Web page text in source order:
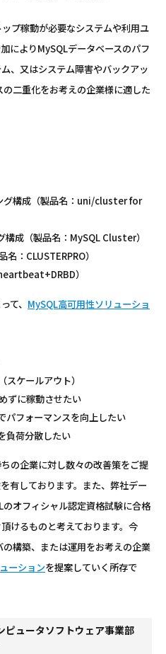
プ稼動が必要なシステムや利用ユ
によりMySQLデータベースのパフ
、又はシステム障害やバックアッ
二重化をお考えの企業様に適した
構成（製品名：uni/cluster for
成（製品名：MySQL Cluster）
：CLUSTERPRO）
）
て、 MySQL高可用性ソリューショ
スケールアウト）
ずに稼動させたい
パフォーマンスを向上したい
負荷分散したい
の企業に対し数々の改善策をご提
有しております。また、弊社デー
オフィシャル認定資格試験に合格
けるものと考えております。今
構築、または運用をお考えの企業
ーションを提案していく所存で
ュータソフトウェア事業部